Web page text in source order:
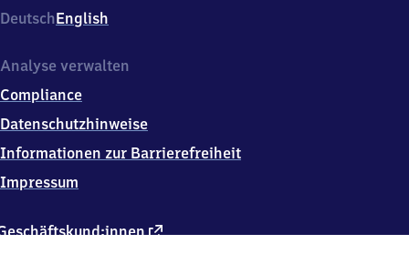
DeutschEnglish
externer
Analyse verwalten
Compliance
Datenschutzhinweise
Informationen zur Barrierefreiheit
Impressum